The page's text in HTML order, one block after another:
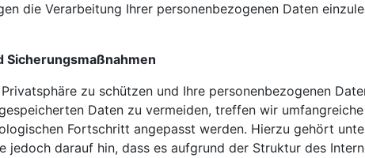
die Verarbeitung Ihrer personenbezogenen Daten
Sicherungsmaßnahmen
zu schützen und Ihre personenbezogenen
Daten zu vermeiden, treffen wir
Fortschritt angepasst werden. Hierzu gehört
jedoch darauf hin, dass es aufgrund der Struktur des